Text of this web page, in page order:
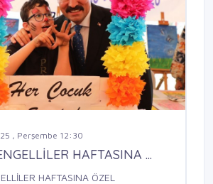
, Perşembe 12:30
HAFTASINA ...
HAFTASINA ÖZEL